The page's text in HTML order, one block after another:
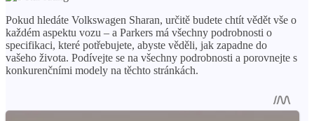
Pokud hledáte Volkswagen Sharan, určitě budete chtít vědět vše o
každém aspektu vozu – a Parkers má všechny podrobnosti o
specifikaci, které potřebujete, abyste věděli, jak zapadne do
vašeho života. Podívejte se na všechny podrobnosti a porovnejte s
konkurenčními modely na těchto stránkách.